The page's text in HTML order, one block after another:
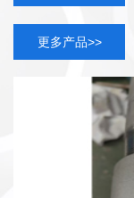
更多产品>>